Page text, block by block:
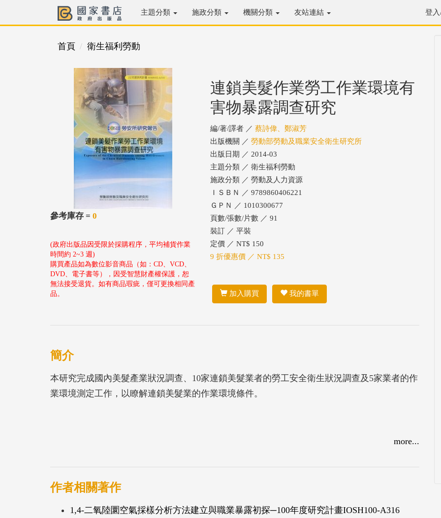
主題分類 施政分類 機關分類 友站連結 登
首頁 衛生福利勞動
參考庫存 = 0
(政府出版品因受限於採購程序，平均補貨作業
時間約 2~3 週)
購買產品如為數位影音商品（如：CD、VCD、
DVD、電子書等），因受智慧財產權保護，恕
無法接受退貨。如有商品瑕疵，僅可更換相同產
品。
連鎖美髮作業勞工作業環境有
害物暴露調查研究
編/著/譯者 ／ 蔡詩偉、鄭淑芳
出版機關 ／ 勞動部勞動及職業安全衛生研究所
出版日期 ／ 2014-03
主題分類 ／ 衛生福利勞動
施政分類 ／ 勞動及人力資源
ＩＳＢＮ ／ 9789860406221
ＧＰＮ ／ 1010300677
頁數/張數/片數 ／ 91
裝訂 ／ 平裝
定價 ／ NT$ 150
9 折優惠價 ／ NT$ 135
加入購買 我的書單
簡介
本研究完成國內美髮產業狀況調查、10家連鎖美髮業者的勞工安全衛生狀況調查及5家業者的作
業環境測定工作，以瞭解連鎖美髮業的作業環境條件。
more...
作者相關著作
1,4-二氧陸圜空氣採樣分析方法建立與職業暴露初探─100年度研究計畫IOSH100-A316